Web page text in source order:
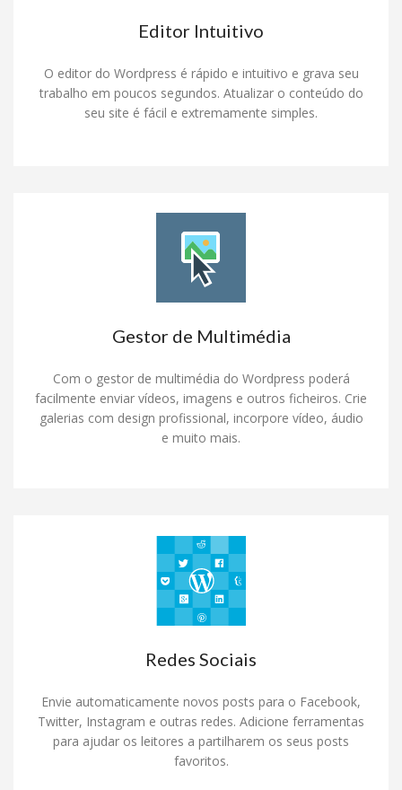
Editor Intuitivo
O editor do Wordpress é rápido e intuitivo e grava seu
trabalho em poucos segundos. Atualizar o conteúdo do
seu site é fácil e extremamente simples.
Gestor de Multimédia
Com o gestor de multimédia do Wordpress poderá
facilmente enviar vídeos, imagens e outros ficheiros. Crie
galerias com design profissional, incorpore vídeo, áudio
e muito mais.
Redes Sociais
Envie automaticamente novos posts para o Facebook,
Twitter, Instagram e outras redes. Adicione ferramentas
para ajudar os leitores a partilharem os seus posts
favoritos.